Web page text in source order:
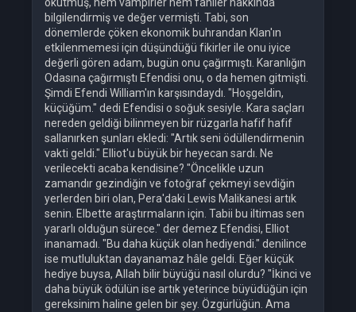
bilgilendirmiş ve değer vermişti. Tabi, son
dönemlerde çöken ekonomik buhrandan Klan'ın
etkilenmemesi için düşündüğü fikirler ile onu iyice
değerli gören adam, bugün onu çağırmıştı. Karanlığın
Odasına çağırmıştı Efendisi onu, o da hemen gitmişti.
Şimdi Efendi William'ın karşısındaydı. "Hoşgeldin,
küçüğüm." dedi Efendisi o soğuk sesiyle. Kara saçları
nereden geldiği bilinmeyen bir rüzgarla hafif hafif
sallanırken şunları ekledi: "Artık seni ödüllendirmenin
vakti geldi." Elliot'u büyük bir heyecan sardı. Ne
verilecekti acaba kendisine? "Öncelikle uzun
zamandır gezindiğin ve fotoğraf çekmeyi sevdiğin
yerlerden biri olan, Pera'daki Lewis Malikanesi artık
senin. Elbette araştırmaların için. Tabii bu iltimas sen
yararlı olduğun sürece." der demez Efendisi, Elliot
inanamadı. "Bu daha küçük olan hediyendi." denilince
ise mutluluktan dayanamaz hâle geldi. Eğer küçük
hediye buysa, Allah bilir büyüğü nasıl olurdu? "İkinci ve
daha büyük ödülün ise artık yeterince büyüdüğün için
gereksinim haline gelen bir şey. Özgürlüğün. Ama